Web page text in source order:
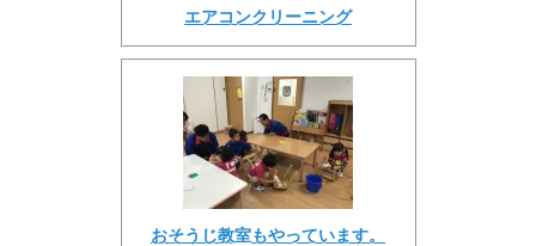
エアコンクリーニング
おそうじ教室もやっています。